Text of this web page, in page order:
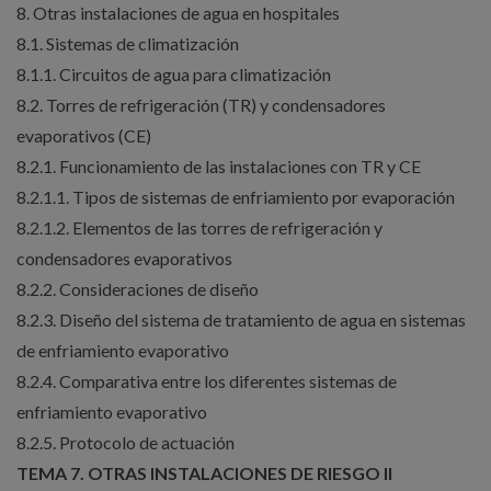
8. Otras instalaciones de agua en hospitales
8.1. Sistemas de climatización
8.1.1. Circuitos de agua para climatización
8.2. Torres de refrigeración (TR) y condensadores
evaporativos (CE)
8.2.1. Funcionamiento de las instalaciones con TR y CE
8.2.1.1. Tipos de sistemas de enfriamiento por evaporación
8.2.1.2. Elementos de las torres de refrigeración y
condensadores evaporativos
8.2.2. Consideraciones de diseño
8.2.3. Diseño del sistema de tratamiento de agua en sistemas
de enfriamiento evaporativo
8.2.4. Comparativa entre los diferentes sistemas de
enfriamiento evaporativo
8.2.5. Protocolo de actuación
TEMA 7. OTRAS INSTALACIONES DE RIESGO II